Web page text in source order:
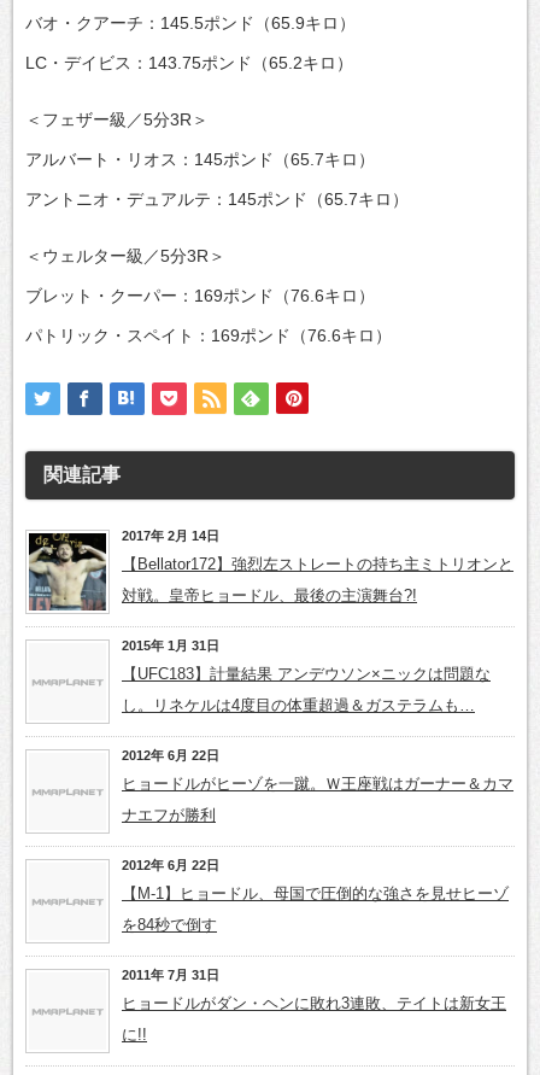
バオ・クアーチ：145.5ポンド（65.9キロ）
LC・デイビス：143.75ポンド（65.2キロ）
＜フェザー級／5分3R＞
アルバート・リオス：145ポンド（65.7キロ）
アントニオ・デュアルテ：145ポンド（65.7キロ）
＜ウェルター級／5分3R＞
ブレット・クーパー：169ポンド（76.6キロ）
パトリック・スペイト：169ポンド（76.6キロ）
関連記事
2017年 2月 14日
【Bellator172】強烈左ストレートの持ち主ミトリオンと
対戦。皇帝ヒョードル、最後の主演舞台?!
2015年 1月 31日
【UFC183】計量結果 アンデウソン×ニックは問題な
し。リネケルは4度目の体重超過＆ガステラムも…
2012年 6月 22日
ヒョードルがヒーゾを一蹴。Ｗ王座戦はガーナー＆カマ
ナエフが勝利
2012年 6月 22日
【M-1】ヒョードル、母国で圧倒的な強さを見せヒーゾ
を84秒で倒す
2011年 7月 31日
ヒョードルがダン・ヘンに敗れ3連敗、テイトは新女王
に!!